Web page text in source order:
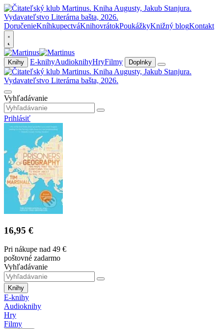
DoručenieKníhkupectváKnihovrátokPoukážkyKnižný blogKontakt
Knihy E-knihyAudioknihyHryFilmy Doplnky
Vyhľadávanie
Prihlásiť
16,95 €
Pri nákupe nad 49 €
poštovné zadarmo
Vyhľadávanie
Knihy
E-knihy
Audioknihy
Hry
Filmy